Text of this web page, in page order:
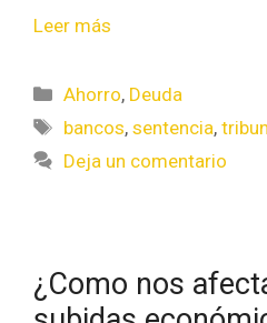
Leer más
Ahorro, Deuda
bancos,sentencia,
Deja un comentario
¿Como nos